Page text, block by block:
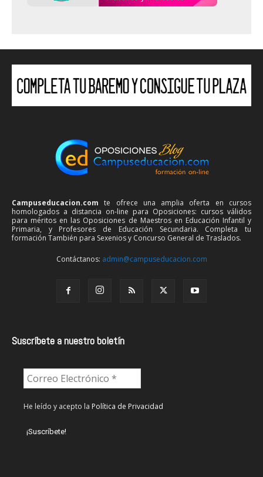
Campuseducacion.com te ofrece una amplia oferta en cursos
homologados a distancia on-line para Oposiciones: cursos válidos
para méritos en las Oposiciones de Maestros en Educación Infantil y
Primaria, y Profesores de Educación Secundaria. Completa tu
formación También para Sexenios y Concurso General de Traslados.
Contáctanos: admin@campuseducacion.com
Suscríbete a nuestro boletín
He leído y acepto la Política de Privacidad